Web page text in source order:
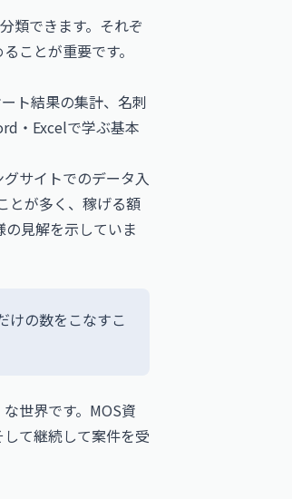
類できます。それぞ
ことが重要です。
ト結果の集計、名刺
・Excelで学ぶ基本
サイトでのデータ入
とが多く、稼げる額
見解を示していま
けの数をこなすこ
世界です。MOS資
て継続して案件を受